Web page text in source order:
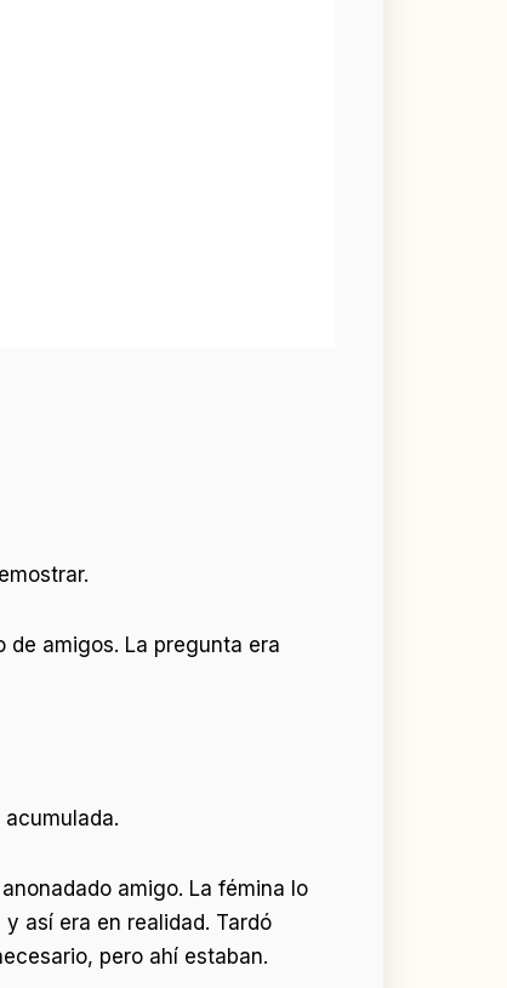
de amigos. La pregunta era
amigo. La fémina lo
así era en realidad. Tardó
pero ahí estaban.